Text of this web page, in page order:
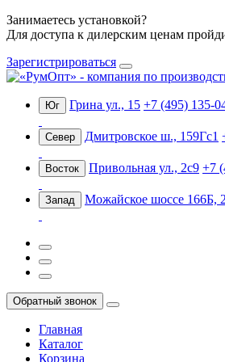
Занимаетесь установкой?
Для доступа к дилерским ценам
Зарегистрироваться
Юг Грина ул., 15 +7 (495) 135-
Север Дмитровское ш., 159Гс1
Восток Привольная ул., 2с9 +7
Запад Можайское шоссе 166Б,
Обратный звонок
Главная
Каталог
Корзина